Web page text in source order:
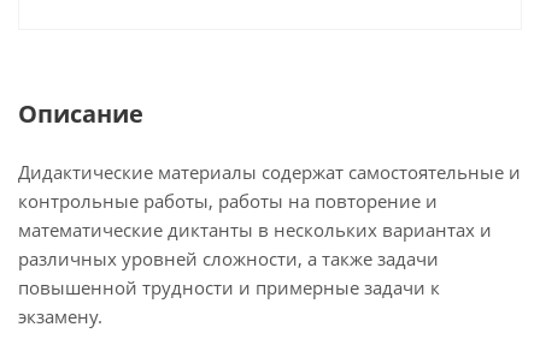
Описание
Дидактические материалы содержат самостоятельные и
контрольные работы, работы на повторение и
математические диктанты в нескольких вариантах и
различных уровней сложности, а также задачи
повышенной трудности и примерные задачи к
экзамену.